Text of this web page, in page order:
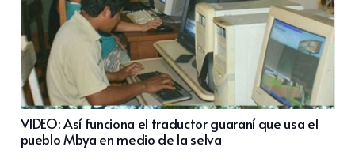
VIDEO: Así funciona el traductor guaraní que usa el
pueblo Mbya en medio de la selva